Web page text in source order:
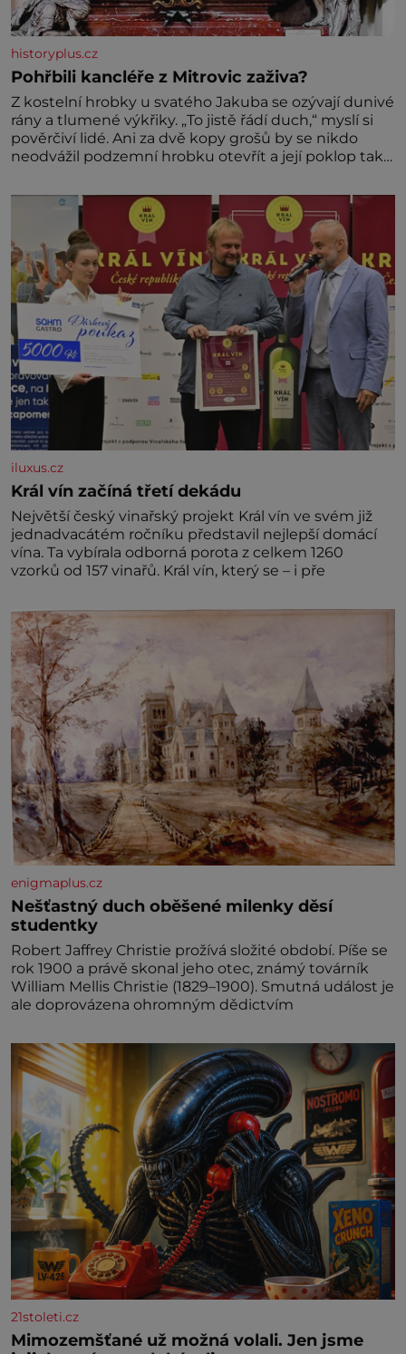
historyplus.cz
Pohřbili kancléře z Mitrovic zaživa?
Z kostelní hrobky u svatého Jakuba se ozývají dunivé
rány a tlumené výkřiky. „To jistě řádí duch,“ myslí si
pověrčiví lidé. Ani za dvě kopy grošů by se nikdo
neodvážil podzemní hrobku otevřít a její poklop tak
divné burácení skutečně ustane. Když o mnoho let
později hrobku
iluxus.cz
Král vín začíná třetí dekádu
Největší český vinařský projekt Král vín ve svém již
jednadvacátém ročníku představil nejlepší domácí
vína. Ta vybírala odborná porota z celkem 1260
vzorků od 157 vinařů. Král vín, který se – i pře
enigmaplus.cz
Nešťastný duch oběšené milenky děsí
studentky
Robert Jaffrey Christie prožívá složité období. Píše se
rok 1900 a právě skonal jeho otec, známý továrník
William Mellis Christie (1829–1900). Smutná událost je
ale doprovázena ohromným dědictvím
21stoleti.cz
Mimozemšťané už možná volali. Jen jsme